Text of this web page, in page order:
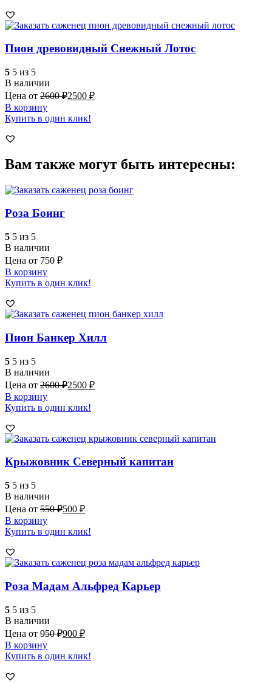
Пион древовидный Снежный Лотос
5 5 из 5
В наличии
Цена от 2600₽2500 ₽
В корзину
Купить в один клик!
Вам также могут быть интересны:
Роза Боинг
5 5 из 5
В наличии
Цена от 750 ₽
В корзину
Купить в один клик!
Пион Банкер Хилл
5 5 из 5
В наличии
Цена от 2600₽2500 ₽
В корзину
Купить в один клик!
Крыжовник Северный капитан
5 5 из 5
В наличии
Цена от 550₽500 ₽
В корзину
Купить в один клик!
Роза Мадам Альфред Карьер
5 5 из 5
В наличии
Цена от 950₽900 ₽
В корзину
Купить в один клик!